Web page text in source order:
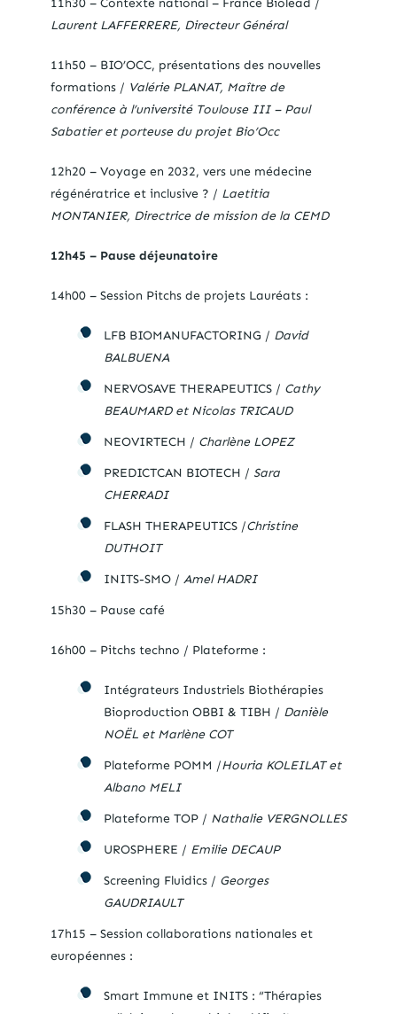
Laurent LAFFERRERE, Directeur Général
11h50 – BIO’OCC, présentations des nouvelles
formations / Valérie PLANAT, Maître de
conférence à l’université Toulouse III – Paul
Sabatier et porteuse du projet Bio’Occ
12h20 – Voyage en 2032, vers une médecine
régénératrice et inclusive ? / Laetitia
MONTANIER, Directrice de mission de la CEMD
12h45 – Pause déjeunatoire
14h00 – Session Pitchs de projets Lauréats :
LFB BIOMANUFACTORING / David
BALBUENA
NERVOSAVE THERAPEUTICS / Cathy
BEAUMARD et Nicolas TRICAUD
NEOVIRTECH / Charlène LOPEZ
PREDICTCAN BIOTECH / Sara
CHERRADI
FLASH THERAPEUTICS /Christine
DUTHOIT
INITS-SMO / Amel HADRI
15h30 – Pause café
16h00 – Pitchs techno / Plateforme :
Intégrateurs Industriels Biothérapies
Bioproduction OBBI & TIBH / Danièle
NOËL et Marlène COT
Plateforme POMM /Houria KOLEILAT et
Albano MELI
Plateforme TOP / Nathalie VERGNOLLES
UROSPHERE / Emilie DECAUP
Screening Fluidics / Georges
GAUDRIAULT
17h15 – Session collaborations nationales et
européennes :
Smart Immune et INITS : “Thérapies